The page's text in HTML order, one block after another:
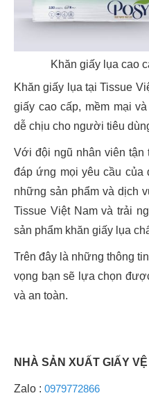
Khăn giấy lụa cao
Khăn giấy lụa tại Tissue
giấy cao cấp, mềm mại
dễ chịu cho người tiêu
Với đội ngũ nhân viên tận
đáp ứng mọi yêu cầu của
những sản phẩm và dịch
Tissue Việt Nam và trải
sản phẩm khăn giấy lụa
Trên đây là những thông
vọng bạn sẽ lựa chọn
và an toàn.
NHÀ SẢN XUẤT GIẤY VỆ
Zalo : 0979772866